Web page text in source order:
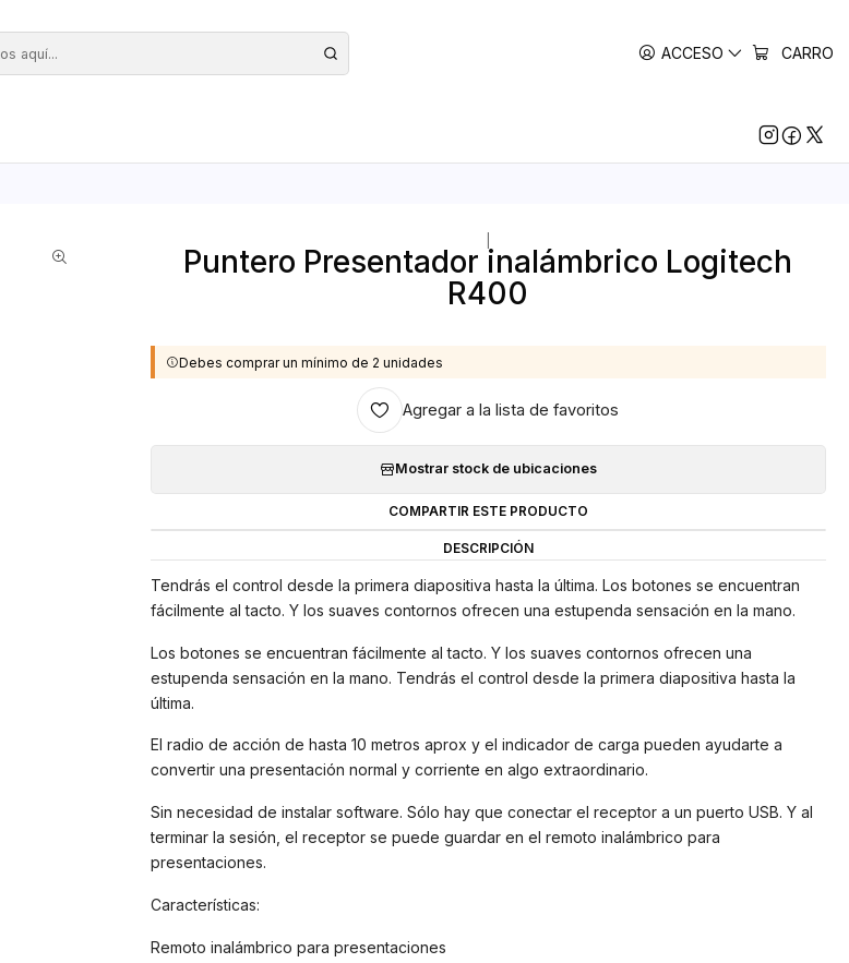
ACCESO CARRO
Puntero Presentador inalámbrico Logitech
R400
Debes comprar un mínimo de 2 unidades
Agregar a la lista de favoritos
Mostrar stock de ubicaciones
COMPARTIR ESTE PRODUCTO
DESCRIPCIÓN
Tendrás el control desde la primera diapositiva hasta la última. Los botones se encuentran
fácilmente al tacto. Y los suaves contornos ofrecen una estupenda sensación en la mano.
Los botones se encuentran fácilmente al tacto. Y los suaves contornos ofrecen una
estupenda sensación en la mano. Tendrás el control desde la primera diapositiva hasta la
última.
El radio de acción de hasta 10 metros aprox y el indicador de carga pueden ayudarte a
convertir una presentación normal y corriente en algo extraordinario.
Sin necesidad de instalar software. Sólo hay que conectar el receptor a un puerto USB. Y al
terminar la sesión, el receptor se puede guardar en el remoto inalámbrico para
presentaciones.
Características:
Remoto inalámbrico para presentaciones